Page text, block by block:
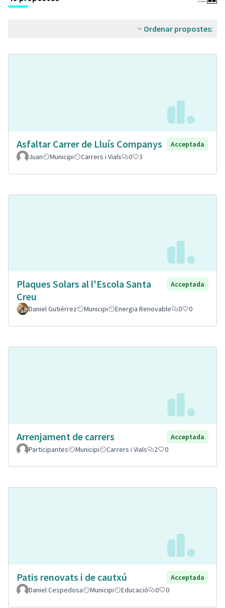
Ordenar propostes:
Asfaltar Carrer de Lluís Companys
Acceptada
Juan
Municipi Carrers i Vials 0 3
Plaques Solars al l'Escola Santa
Creu
Acceptada
Daniel Gutiérrez Municipi Energia Renovable 0 0
Arrenjament de carrers
Acceptada
Participantes
Municipi Carrers i Vials 2 0
Patis renovats i de cautxú
Acceptada
Daniel Cespedosa
Municipi Educació 0 0